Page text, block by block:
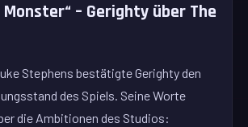
Monster“ – Gerighty über The
Stephens bestätigte Gerighty den
des Spiels. Seine Worte
die Ambitionen des Studios: